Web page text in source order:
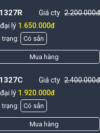
Giá cty 2.200.000đ
lý 1.650.000đ
trạng: Có sẳn
Mua hàng
Giá cty 2.400.000đ
lý 1.920.000đ
trạng: Có sẳn
Mua hàng